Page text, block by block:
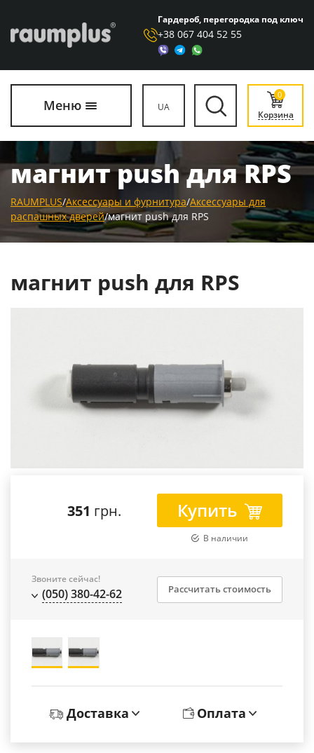
Гардероб, перегородка под ключ
+38 067 404 52 55
Меню UA
0
Корзина
магнит push для RPS
RAUMPLUS/Аксессуары и фурнитура/Аксессуары для
распашных дверей/магнит push для RPS
магнит push для RPS
351 грн. Купить
В наличии
Звоните сейчас!
(050) 380-42-62 Рассчитать стоимость
Доставка Оплата